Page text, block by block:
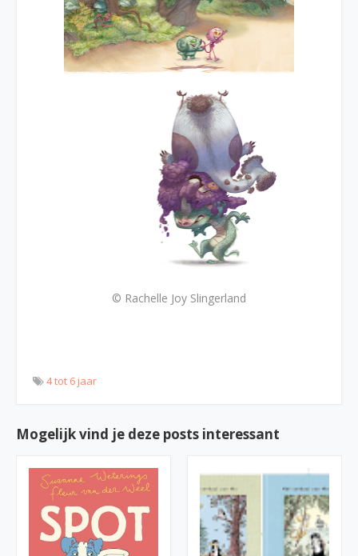
© Rachelle Joy Slingerland
4 tot 6 jaar
Mogelijk vind je deze posts interessant